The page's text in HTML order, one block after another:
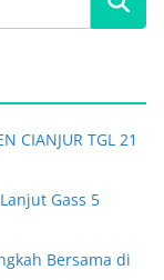
CIANJUR TGL 21
Gass 5
Bersama di